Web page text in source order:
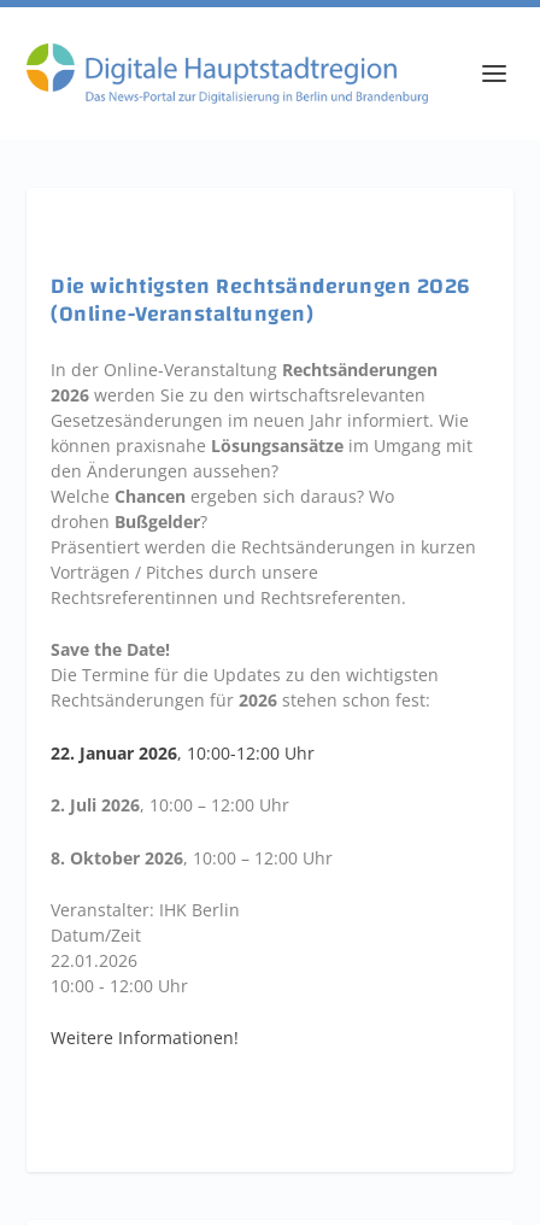
Die wichtigsten Rechtsänderungen 2026
(Online-Veranstaltungen)
In der Online-Veranstaltung Rechtsänderungen
2026 werden Sie zu den wirtschaftsrelevanten
Gesetzesänderungen im neuen Jahr informiert. Wie
können praxisnahe Lösungsansätze im Umgang mit
den Änderungen aussehen?
Welche Chancen ergeben sich daraus? Wo
drohen Bußgelder?
Präsentiert werden die Rechtsänderungen in kurzen
Vorträgen / Pitches durch unsere
Rechtsreferentinnen und Rechtsreferenten.
Save the Date!
Die Termine für die Updates zu den wichtigsten
Rechtsänderungen für2026 stehen schon fest:
22. Januar 2026, 10:00-12:00 Uhr
2. Juli 2026, 10:00 – 12:00 Uhr
8. Oktober 2026, 10:00 – 12:00 Uhr
Veranstalter: IHK Berlin
Datum/Zeit
22.01.2026
10:00 - 12:00 Uhr
Weitere Informationen!